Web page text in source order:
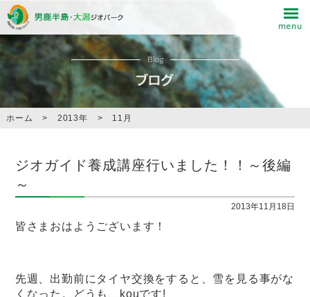
Blog
ホーム > 2013年 > 11月
ジオガイド養成講座行いました！！～後編
～
2013年11月18日
皆さまおはようございます！
先週、出勤前にタイヤ交換をすると、雪を見る事がな
くなった。どうも、kouです!